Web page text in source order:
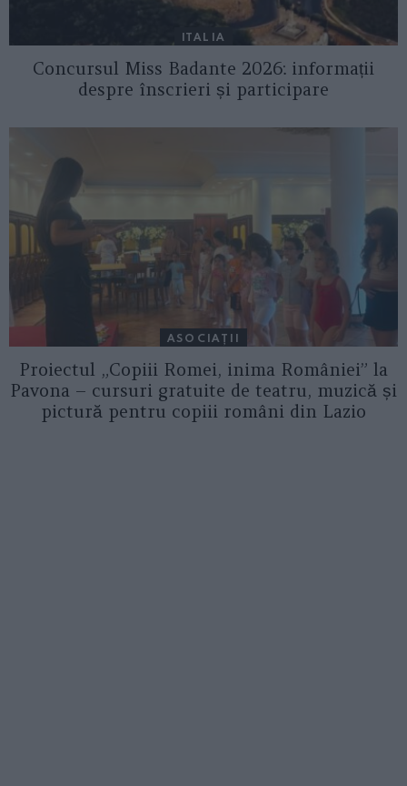
ITALIA
Concursul Miss Badante 2026: informații
despre înscrieri și participare
ASOCIAŢII
Proiectul „Copiii Romei, inima României” la
Pavona – cursuri gratuite de teatru, muzică și
pictură pentru copiii români din Lazio